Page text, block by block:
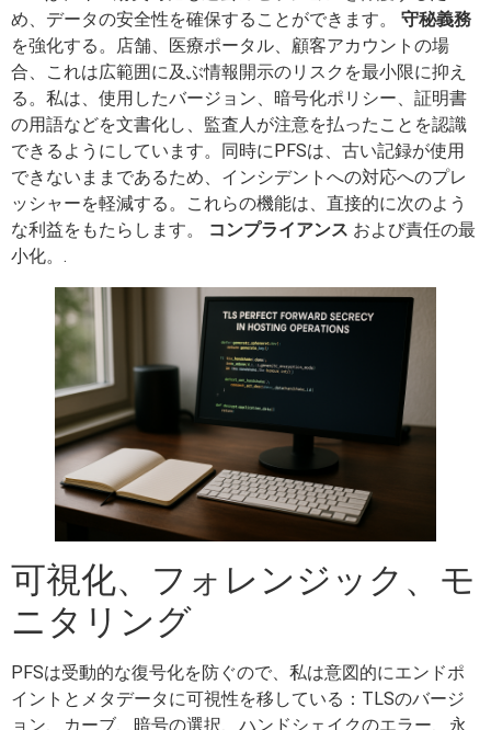
め、データの安全性を確保することができます。 守秘義務
を強化する。店舗、医療ポータル、顧客アカウントの場
合、これは広範囲に及ぶ情報開示のリスクを最小限に抑え
る。私は、使用したバージョン、暗号化ポリシー、証明書
の用語などを文書化し、監査人が注意を払ったことを認識
できるようにしています。同時にPFSは、古い記録が使用
できないままであるため、インシデントへの対応へのプレ
ッシャーを軽減する。これらの機能は、直接的に次のよう
な利益をもたらします。
コンプライアンス および責任の最
小化。.
可視化、フォレンジック、モ
ニタリング
PFSは受動的な復号化を防ぐので、私は意図的にエンドポ
イントとメタデータに可視性を移している：TLSのバージ
ョン、カーブ、暗号の選択、ハンドシェイクのエラー、永